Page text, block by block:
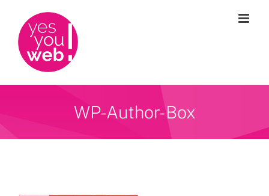
contenu
WP-Author-Box